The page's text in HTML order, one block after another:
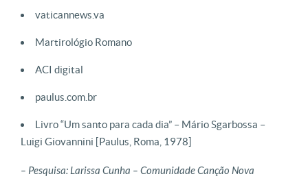
vaticannews.va
Martirológio Romano
ACI digital
paulus.com.br
Livro “Um santo para cada dia” – Mário Sgarbossa –
Luigi Giovannini [Paulus, Roma, 1978]
– Pesquisa: Larissa Cunha – Comunidade Canção Nova